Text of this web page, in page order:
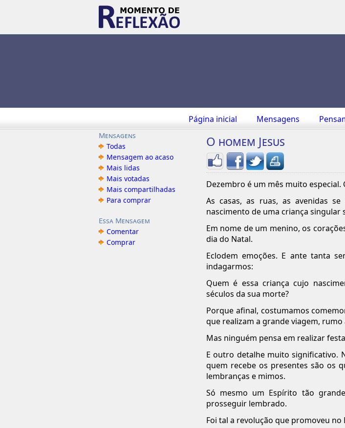
Página inicial Mensagens
Mensagens
Todas
Mensagem ao acaso
Mais lidas
Mais votadas
Mais compartilhadas
Para comprar
Essa Mensagem
Comentar
Comprar
O homem Jesus
Dezembro é um mês muito
As casas, as ruas, as avenidas
nascimento de uma criança singular
Em nome de um menino, os
dia do Natal.
Eclodem emoções. E ante tanta
indagarmos:
Quem é essa criança cujo
séculos da sua morte?
Porque afinal, costumamos
que realizam a grande viagem,
Mas ninguém pensa em realizar
E outro detalhe muito significativo.
quem recebe os presentes são os
lembranças e mimos.
Só mesmo um Espírito tão
prosseguir lembrado.
Foi tal a revolução que promoveu